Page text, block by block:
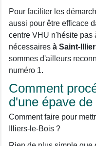
Pour faciliter les
aussi pour être efficace
centre VHU n'hésite pas
nécessaires à Saint-
sommes d'ailleurs
numéro 1.
Comment
d'une épave
Comment faire pour
Illiers-le-Bois ?